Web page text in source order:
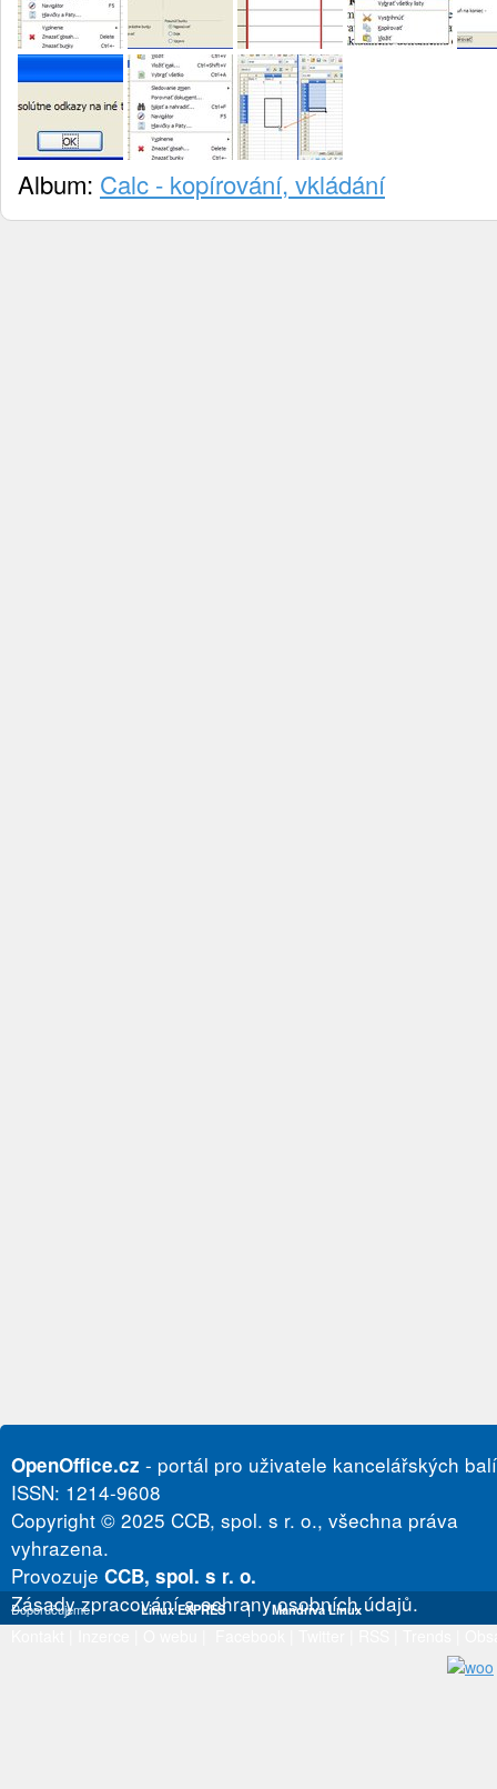
Album: Calc - kopírování, vkládání
OpenOffice.cz - portál pro uživatele kancelářských
ISSN: 1214-9608
Copyright © 2025 CCB, spol. s r. o., všechna práva
vyhrazena.
Provozuje CCB, spol. s r. o.
Zásady zpracování a ochrany osobních údajů.
Doporučujeme Linux EXPRES | Mandriva Linux